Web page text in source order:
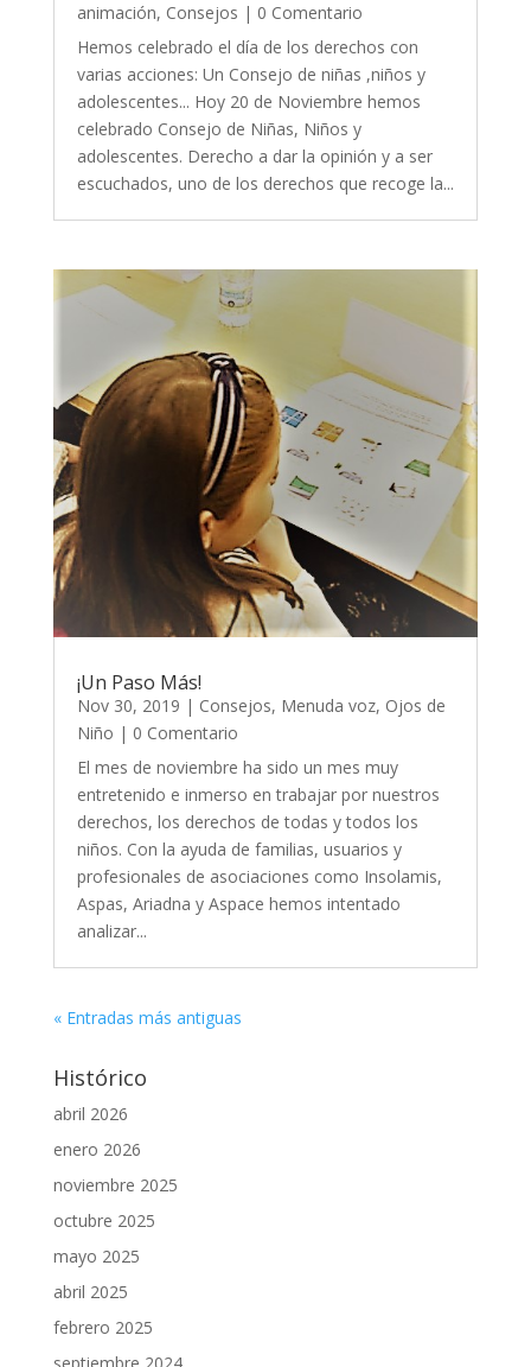
animación, Consejos | 0 Comentario
Hemos celebrado el día de los derechos con
varias acciones: Un Consejo de niñas ,niños y
adolescentes... Hoy 20 de Noviembre hemos
celebrado Consejo de Niñas, Niños y
adolescentes. Derecho a dar la opinión y a ser
escuchados, uno de los derechos que recoge la...
¡Un Paso Más!
Nov 30, 2019 | Consejos, Menuda voz, Ojos de
Niño | 0 Comentario
El mes de noviembre ha sido un mes muy
entretenido e inmerso en trabajar por nuestros
derechos, los derechos de todas y todos los
niños. Con la ayuda de familias, usuarios y
profesionales de asociaciones como Insolamis,
Aspas, Ariadna y Aspace hemos intentado
analizar...
« Entradas más antiguas
Histórico
abril 2026
enero 2026
noviembre 2025
octubre 2025
mayo 2025
abril 2025
febrero 2025